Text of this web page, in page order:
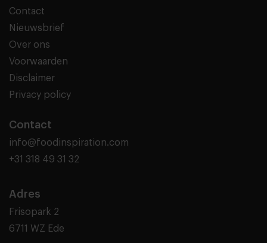
Contact
Nieuwsbrief
Over ons
Voorwaarden
Disclaimer
Privacy policy
Contact
info@foodinspiration.com
+31 318 49 31 32
Adres
Frisopark 2
6711 WZ Ede